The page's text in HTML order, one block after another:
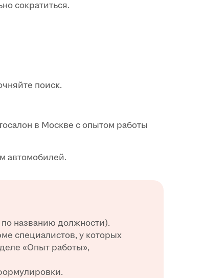
сократиться.
поиск.
в Москве с опытом работы
автомобилей.
названию должности).
специалистов, у которых
«Опыт работы»,